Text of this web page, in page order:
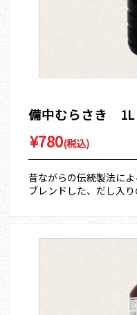
備中むらさき 1L
¥780(税込)
昔ながらの伝統製法に
ブレンドした、だし入り